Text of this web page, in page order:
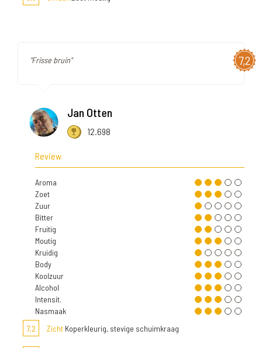
7,2
"Frisse bruin"
Jan Otten
12.698
Review
Aroma
Zoet
Zuur
Bitter
Fruitig
Moutig
Kruidig
Body
Koolzuur
Alcohol
Intensit.
Nasmaak
7,2
Zicht Koperkleurig, stevige schuimkraag